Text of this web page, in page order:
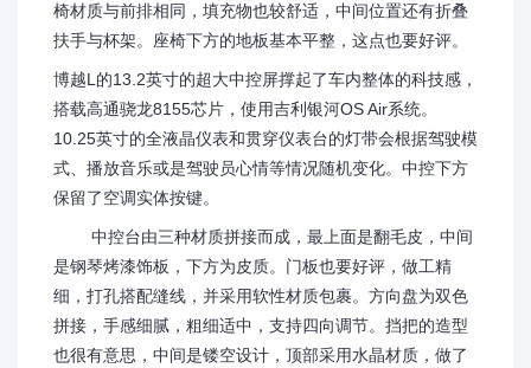
椅材质与前排相同，填充物也较舒适，中间位置还有折叠
扶手与杯架。座椅下方的地板基本平整，这点也要好评。
博越L的13.2英寸的超大中控屏撑起了车内整体的科技感，
搭载高通骁龙8155芯片，使用吉利银河OS Air系统。
10.25英寸的全液晶仪表和贯穿仪表台的灯带会根据驾驶模
式、播放音乐或是驾驶员心情等情况随机变化。中控下方
保留了空调实体按键。
中控台由三种材质拼接而成，最上面是翻毛皮，中间
是钢琴烤漆饰板，下方为皮质。门板也要好评，做工精
细，打孔搭配缝线，并采用软性材质包裹。方向盘为双色
拼接，手感细腻，粗细适中，支持四向调节。挡把的造型
也很有意思，中间是镂空设计，顶部采用水晶材质，做了